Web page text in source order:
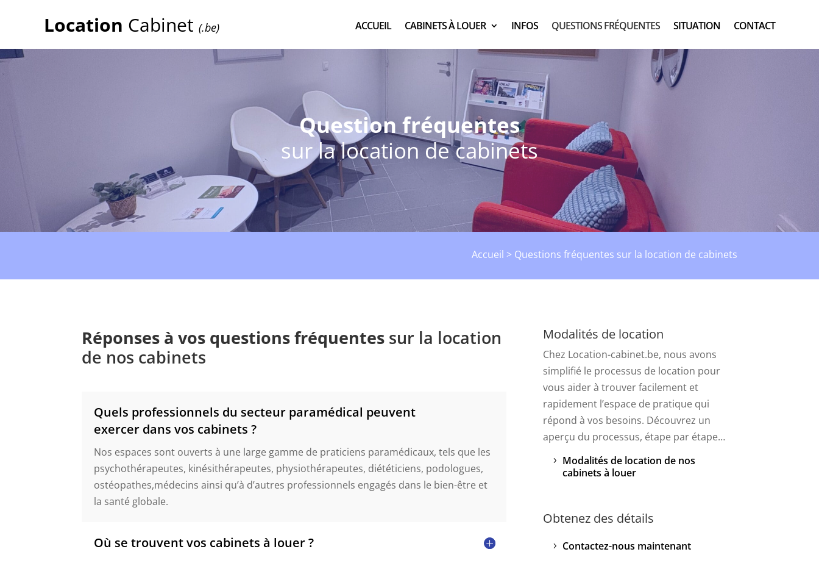
Location Cabinet (.be) ACCUEIL CABINETS À LOUER INFOS QUESTIONS FRÉQUENTES SITUATION CONTACT
Question fréquentes
sur la location de cabinets
Accueil > Questions fréquentes sur la location de cabinets
Réponses à vos questions fréquentes sur la location
de nos cabinets
Quels professionnels du secteur paramédical peuvent
exercer dans vos cabinets ?
Nos espaces sont ouverts à une large gamme de praticiens paramédicaux, tels que les
psychothérapeutes, kinésithérapeutes, physiothérapeutes, diététiciens, podologues,
ostéopathes,médecins ainsi qu’à d’autres professionnels engagés dans le bien-être et
la santé globale.
Où se trouvent vos cabinets à louer ?
Modalités de location
Chez Location-cabinet.be, nous avons
simplifié le processus de location pour
vous aider à trouver facilement et
rapidement l’espace de pratique qui
répond à vos besoins. Découvrez un
aperçu du processus, étape par étape…
Modalités de location de nos
cabinets à louer
Obtenez des détails
Contactez-nous maintenant